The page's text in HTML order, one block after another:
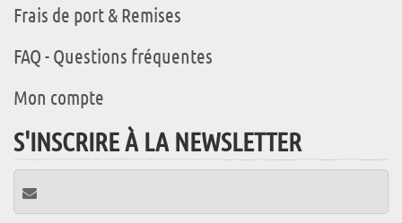
Frais de port & Remises
FAQ - Questions fréquentes
Mon compte
S'INSCRIRE À LA NEWSLETTER